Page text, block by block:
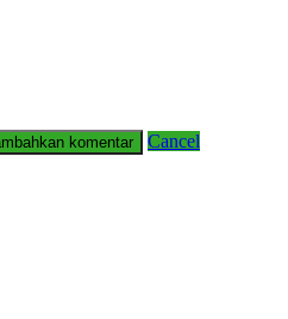
Cancel